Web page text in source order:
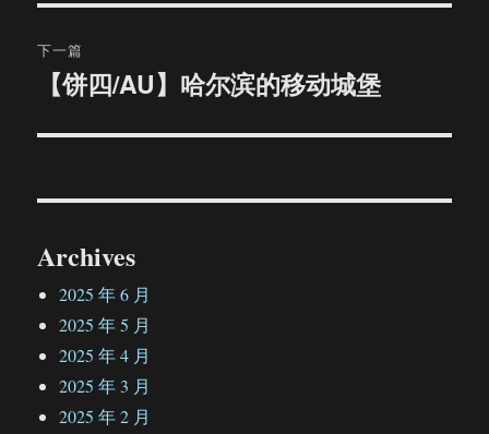
航
文
章：
下一篇
文
【饼四/AU】哈尔滨的移动城堡
Archives
2025 年 6 月
2025 年 5 月
2025 年 4 月
2025 年 3 月
2025 年 2 月